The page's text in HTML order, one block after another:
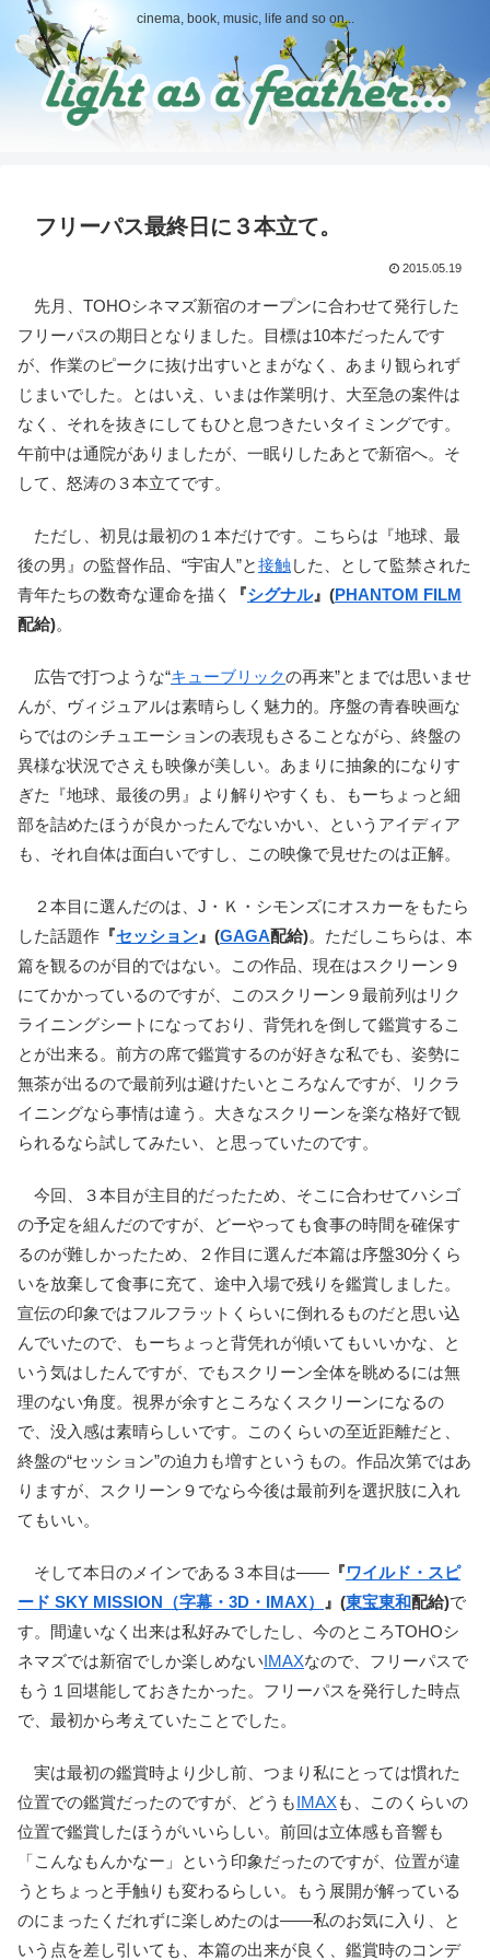
cinema, book, music, life and so on...
フリーパス最終日に３本立て。
2015.05.19
先月、TOHOシネマズ新宿のオープンに合わせて発行した
フリーパスの期日となりました。目標は10本だったんです
が、作業のピークに抜け出すいとまがなく、あまり観られず
じまいでした。とはいえ、いまは作業明け、大至急の案件は
なく、それを抜きにしてもひと息つきたいタイミングです。
午前中は通院がありましたが、一眠りしたあとで新宿へ。そ
して、怒涛の３本立てです。
ただし、初見は最初の１本だけです。こちらは『地球、最
後の男』の監督作品、“宇宙人”と接触 した、として監禁された
青年たちの数奇な運命を描く
『シグナル』(PHANTOM FILM
配給)。
広告で打つような“キューブリックの再来”とまでは思いませ
んが、ヴィジュアルは素晴らしく魅力的。序盤の青春映画な
らではのシチュエーションの表現もさることながら、終盤の
異様な状況でさえも映像が美しい。あまりに抽象的になりす
ぎた『地球、最後の男』より解りやすくも、もーちょっと細
部を詰めたほうが良かったんでないかい、というアイディア
も、それ自体は面白いですし、この映像で見せたのは正解。
２本目に選んだのは、J・Ｋ・シモンズにオスカーをもたら
した話題作 『セッション 』(GAGA配給)。ただしこちらは、本
篇を観るのが目的ではない。この作品、現在はスクリーン９
にてかかっているのですが、このスクリーン９最前列はリク
ライニングシートになっており、背凭れを倒して鑑賞するこ
とが出来る。前方の席で鑑賞するのが好きな私でも、姿勢に
無茶が出るので最前列は避けたいところなんですが、リクラ
イニングなら事情は違う。大きなスクリーンを楽な格好で観
られるなら試してみたい、と思っていたのです。
今回、３本目が主目的だったため、そこに合わせてハシゴ
の予定を組んだのですが、どーやっても食事の時間を確保す
るのが難しかったため、２作目に選んだ本篇は序盤30分くら
いを放棄して食事に充て、途中入場で残りを鑑賞しました。
宣伝の印象ではフルフラットくらいに倒れるものだと思い込
んでいたので、もーちょっと背凭れが傾いてもいいかな、と
いう気はしたんですが、でもスクリーン全体を眺めるには無
理のない角度。視界が余すところなくスクリーンになるの
で、没入感は素晴らしいです。このくらいの至近距離だと、
終盤の“セッション”の迫力も増すというもの。作品次第ではあ
りますが、スクリーン９でなら今後は最前列を選択肢に入れ
てもいい。
そして本日のメインである３本目は―― 『ワイルド・スピ
ード SKY MISSION（字幕・3D・IMAX）
』(東宝東和配給)で
す。間違いなく出来は私好みでしたし、今のところTOHOシ
ネマズでは新宿でしか楽しめないIMAXなので、フリーパスで
もう１回堪能しておきたかった。フリーパスを発行した時点
で、最初から考えていたことでした。
実は最初の鑑賞時より少し前、つまり私にとっては慣れた
位置での鑑賞だったのですが、どうもIMAXも、このくらいの
位置で鑑賞したほうがいいらしい。前回は立体感も音響も
「こんなもんかなー」という印象だったのですが、位置が違
うとちょっと手触りも変わるらしい。もう展開が解っている
のにまったくだれずに楽しめたのは――私のお気に入り、と
いう点を差し引いても、本篇の出来が良く、鑑賞時のコンデ